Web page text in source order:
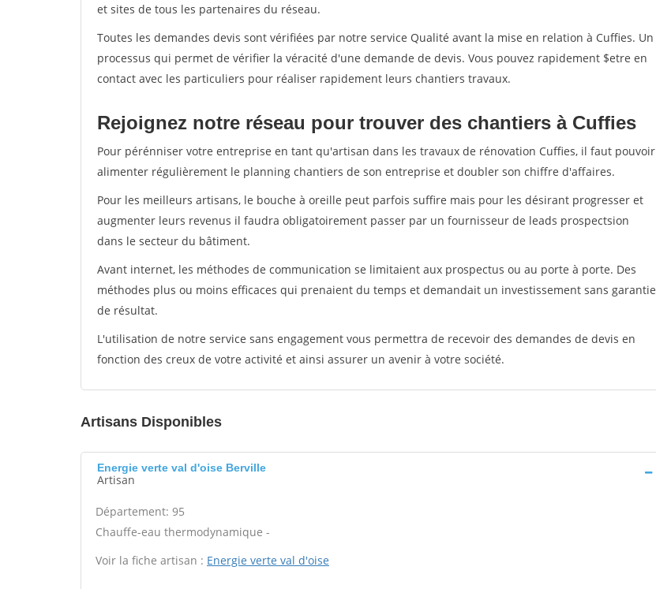
et sites de tous les partenaires du réseau.
Toutes les demandes devis sont vérifiées par notre service Qualité avant la mise en relation à Cuffies. Un
processus qui permet de vérifier la véracité d'une demande de devis. Vous pouvez rapidement $etre en
contact avec les particuliers pour réaliser rapidement leurs chantiers travaux.
Rejoignez notre réseau pour trouver des chantiers à Cuffies
Pour pérénniser votre entreprise en tant qu'artisan dans les travaux de rénovation Cuffies, il faut pouvoir
alimenter régulièrement le planning chantiers de son entreprise et doubler son chiffre d'affaires.
Pour les meilleurs artisans, le bouche à oreille peut parfois suffire mais pour les désirant progresser et
augmenter leurs revenus il faudra obligatoirement passer par un fournisseur de leads prospectsion
dans le secteur du bâtiment.
Avant internet, les méthodes de communication se limitaient aux prospectus ou au porte à porte. Des
méthodes plus ou moins efficaces qui prenaient du temps et demandait un investissement sans garantie
de résultat.
L'utilisation de notre service sans engagement vous permettra de recevoir des demandes de devis en
fonction des creux de votre activité et ainsi assurer un avenir à votre société.
Artisans Disponibles
Energie verte val d'oise Berville
Artisan
Département: 95
Chauffe-eau thermodynamique -
Voir la fiche artisan : Energie verte val d'oise